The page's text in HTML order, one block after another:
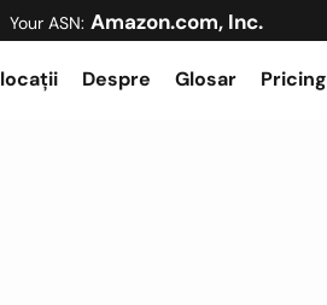
Your ASN: Amazon.com, Inc.
locații Despre Glosar Pricing